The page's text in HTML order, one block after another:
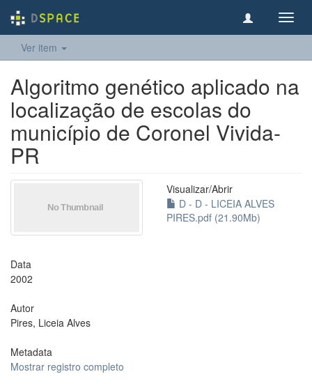
Ver item
Algoritmo genético aplicado na
localização de escolas do
município de Coronel Vivida-
PR
Visualizar/Abrir
D - D - LICEIA ALVES
PIRES.pdf (21.90Mb)
Data
2002
Autor
Pires, Liceia Alves
Metadata
Mostrar registro completo